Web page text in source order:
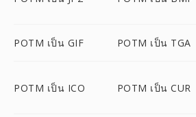
POTM เป็น GIF POTM เป็น TGA
POTM เป็น ICO POTM เป็น CUR